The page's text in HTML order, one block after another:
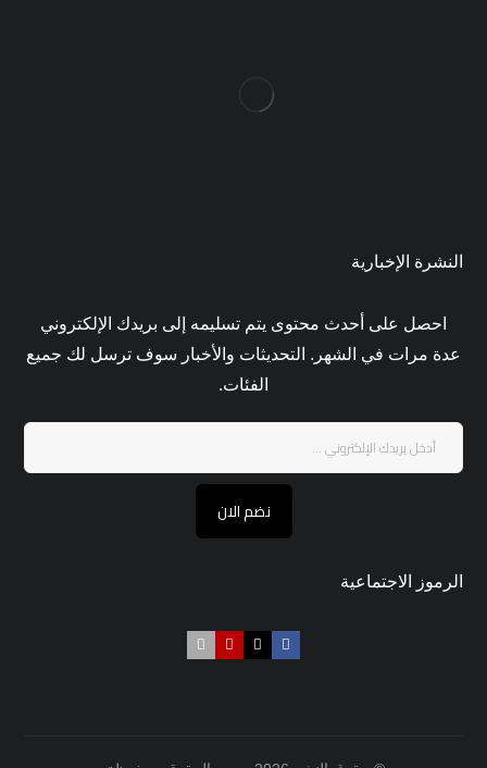
النشرة الإخبارية
احصل على أحدث محتوى يتم تسليمه إلى بريدك الإلكتروني
عدة مرات في الشهر. التحديثات والأخبار سوف ترسل لك جميع
الفئات.
نضم الان
الرموز الاجتماعية